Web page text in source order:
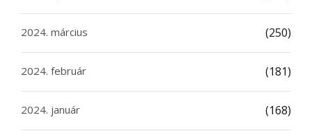
2024. március (250)
2024. február (181)
2024. január (168)